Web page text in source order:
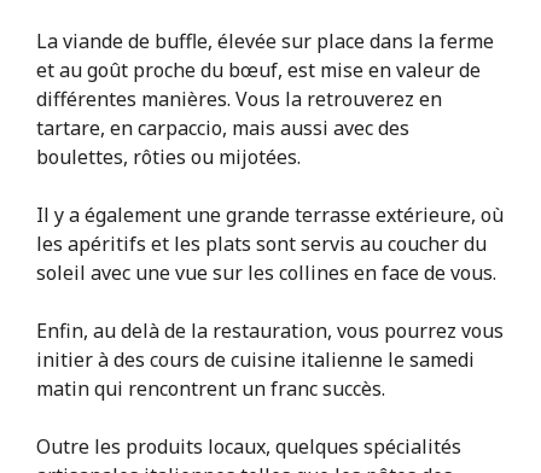
La viande de buffle, élevée sur place dans la ferme
et au goût proche du bœuf, est mise en valeur de
différentes manières. Vous la retrouverez en
tartare, en carpaccio, mais aussi avec des
boulettes, rôties ou mijotées.
Il y a également une grande terrasse extérieure, où
les apéritifs et les plats sont servis au coucher du
soleil avec une vue sur les collines en face de vous.
Enfin, au delà de la restauration, vous pourrez vous
initier à des cours de cuisine italienne le samedi
matin qui rencontrent un franc succès.
Outre les produits locaux, quelques spécialités